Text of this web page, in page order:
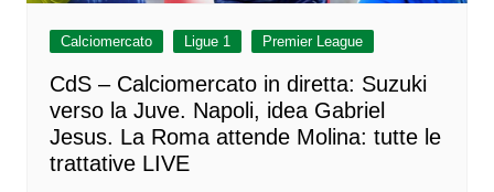
Calciomercato Ligue 1 Premier League
CdS – Calciomercato in diretta: Suzuki
verso la Juve. Napoli, idea Gabriel
Jesus. La Roma attende Molina: tutte le
trattative LIVE